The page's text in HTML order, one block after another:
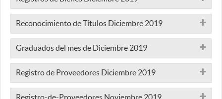
Reconocimiento de Títulos Diciembre 2019
Graduados del mes de Diciembre 2019
Registro de Proveedores Diciembre 2019
Registro-de-Proveedores Noviembre 2019